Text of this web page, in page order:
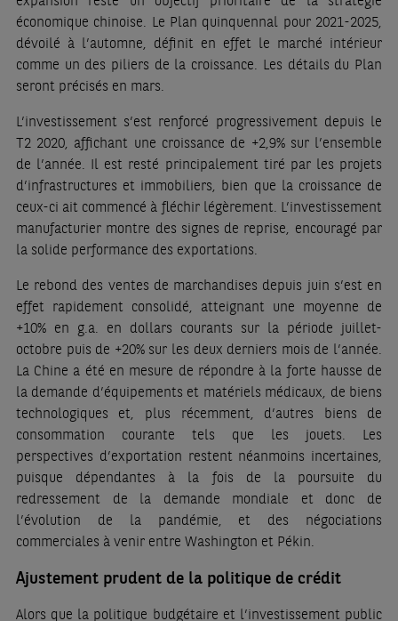
économique chinoise. Le Plan quinquennal pour 2021-2025,
dévoilé à l’automne, définit en effet le marché intérieur
comme un des piliers de la croissance. Les détails du Plan
seront précisés en mars.
L’investissement s’est renforcé progressivement depuis le
T2 2020, affichant une croissance de +2,9% sur l’ensemble
de l’année. Il est resté principalement tiré par les projets
d’infrastructures et immobiliers, bien que la croissance de
ceux-ci ait commencé à fléchir légèrement. L’investissement
manufacturier montre des signes de reprise, encouragé par
la solide performance des exportations.
Le rebond des ventes de marchandises depuis juin s’est en
effet rapidement consolidé, atteignant une moyenne de
+10% en g.a. en dollars courants sur la période juillet-
octobre puis de +20% sur les deux derniers mois de l’année.
La Chine a été en mesure de répondre à la forte hausse de
la demande d’équipements et matériels médicaux, de biens
technologiques et, plus récemment, d’autres biens de
consommation courante tels que les jouets. Les
perspectives d’exportation restent néanmoins incertaines,
puisque dépendantes à la fois de la poursuite du
redressement de la demande mondiale et donc de
l’évolution de la pandémie, et des négociations
commerciales à venir entre Washington et Pékin.
Ajustement prudent de la politique de crédit
Alors que la politique budgétaire et l’investissement public